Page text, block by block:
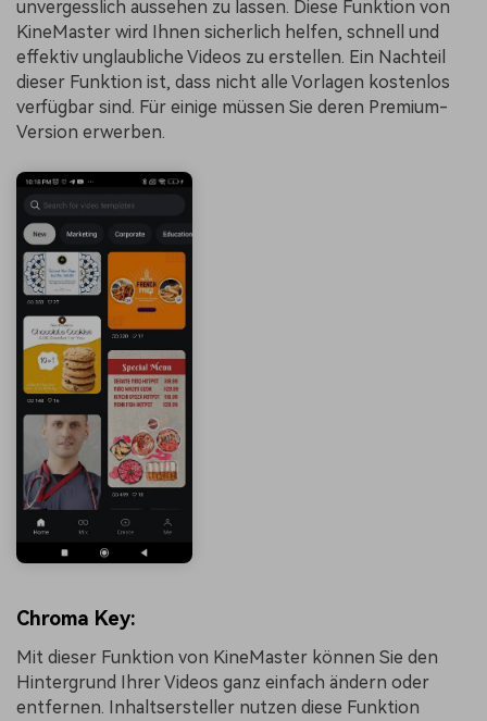
unvergesslich aussehen zu lassen. Diese Funktion von
KineMaster wird Ihnen sicherlich helfen, schnell und
effektiv unglaubliche Videos zu erstellen. Ein Nachteil
dieser Funktion ist, dass nicht alle Vorlagen kostenlos
verfügbar sind. Für einige müssen Sie deren Premium-
Version erwerben.
Chroma Key:
Mit dieser Funktion von KineMaster können Sie den
Hintergrund Ihrer Videos ganz einfach ändern oder
entfernen. Inhaltsersteller nutzen diese Funktion